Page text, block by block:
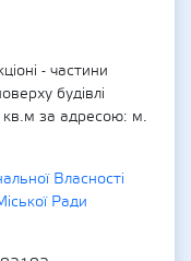
- частини
будівлі
за адресою: м.
Власності
Ради